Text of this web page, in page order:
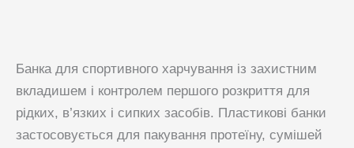
Параметри
можна
вибрати
на
на
Банка для спортивного харчування із захистним
вкладишем і контролем першого розкриття для
рідких, в’язких і сипких засобів. Пластикові банки
застосовується для пакування протеїну, сумішей